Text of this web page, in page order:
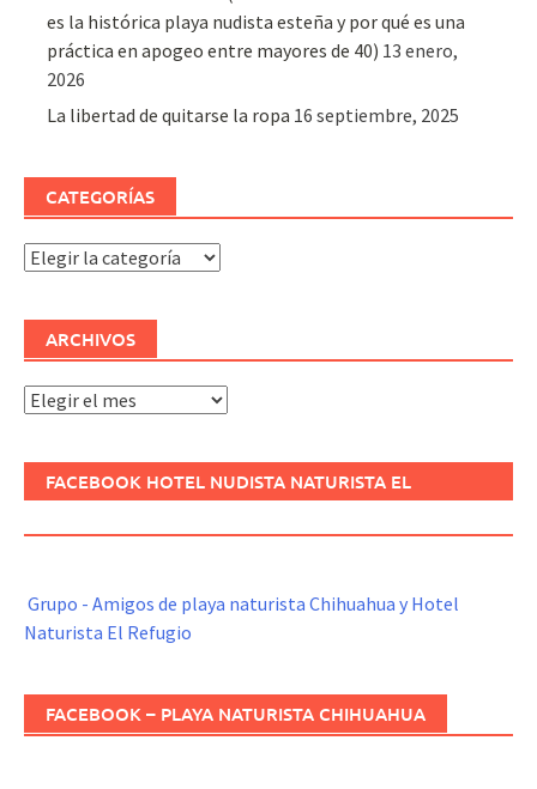
es la histórica playa nudista esteña y por qué es una
práctica en apogeo entre mayores de 40) 13 enero,
2026
La libertad de quitarse la ropa 16 septiembre, 2025
CATEGORÍAS
Categorías
ARCHIVOS
Archivos
FACEBOOK HOTEL NUDISTA NATURISTA EL
Grupo - Amigos de playa naturista Chihuahua y Hotel
Naturista El Refugio
FACEBOOK – PLAYA NATURISTA CHIHUAHUA